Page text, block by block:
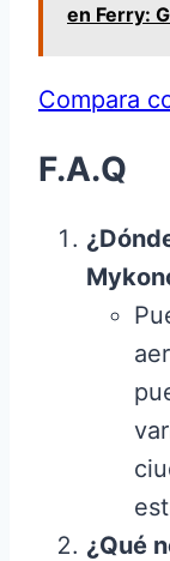
en Ferry:
Compara
F.A.Q
¿Qué